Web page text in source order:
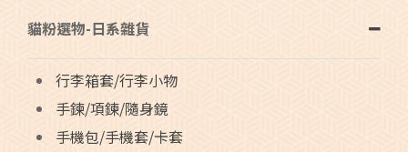
貓粉選物-日系雜貨
行李箱套/行李小物
手鍊/項鍊/隨身鏡
手機包/手機套/卡套